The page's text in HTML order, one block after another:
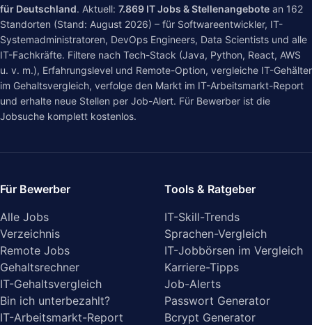
für Deutschland. Aktuell: 7.869 IT Jobs & Stellenangebote an 162
Standorten (Stand: August 2026) – für Softwareentwickler, IT-
Systemadministratoren, DevOps Engineers, Data Scientists und alle
IT-Fachkräfte. Filtere nach Tech-Stack (Java, Python, React, AWS
u. v. m.), Erfahrungslevel und Remote-Option, vergleiche IT-Gehälter
im Gehaltsvergleich, verfolge den Markt im IT-Arbeitsmarkt-Report
und erhalte neue Stellen per Job-Alert. Für Bewerber ist die
Jobsuche komplett kostenlos.
Für Bewerber
Alle Jobs
Verzeichnis
Remote Jobs
Gehaltsrechner
IT-Gehaltsvergleich
Bin ich unterbezahlt?
IT-Arbeitsmarkt-Report
Tools & Ratgeber
IT-Skill-Trends
Sprachen-Vergleich
IT-Jobbörsen im Vergleich
Karriere-Tipps
Job-Alerts
Passwort Generator
Bcrypt Generator